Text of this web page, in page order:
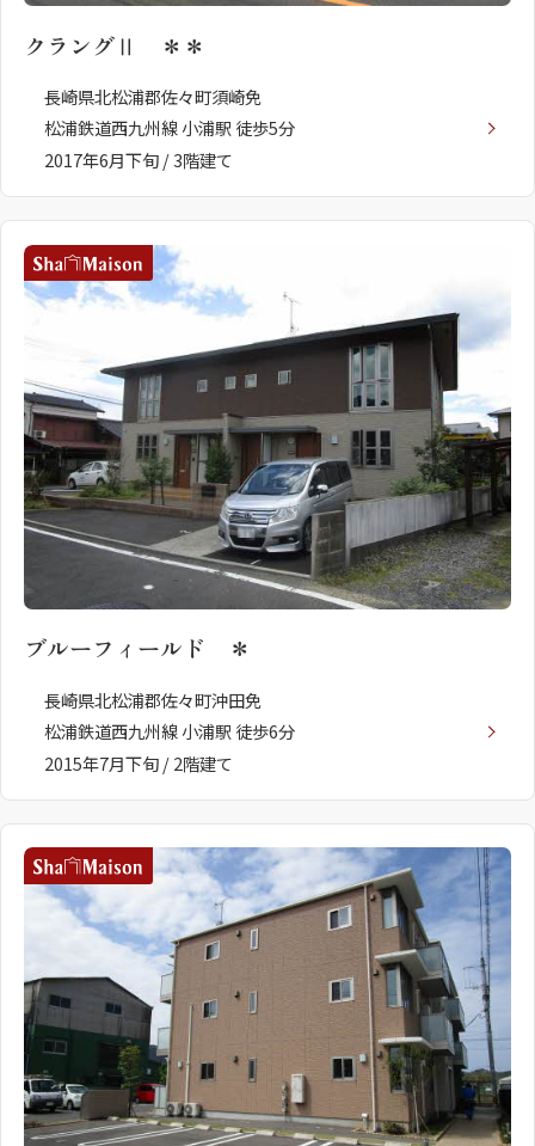
ルームツアー
ShaMaison STYLE
シャーメゾンショップを探す
らくらく内見
シャーメゾンライフサポート
自立型サービス付き・シニア向け
お問い合わせ・よくある質問
シャーメゾンライフ CLUB
らくらくパートナー
シャーメゾンライフ GUARD
らくらくプラチナ
クラングⅡ ＊＊
長崎県北松浦郡佐々町須崎免
松浦鉄道西九州線 小浦駅 徒歩5分
2017年6月下旬 / 3階建て
ブルーフィールド ＊
長崎県北松浦郡佐々町沖田免
松浦鉄道西九州線 小浦駅 徒歩6分
2015年7月下旬 / 2階建て